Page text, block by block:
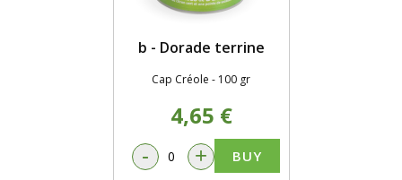
b - Dorade terrine
Cap Créole - 100 gr
4,65 €
- + BUY